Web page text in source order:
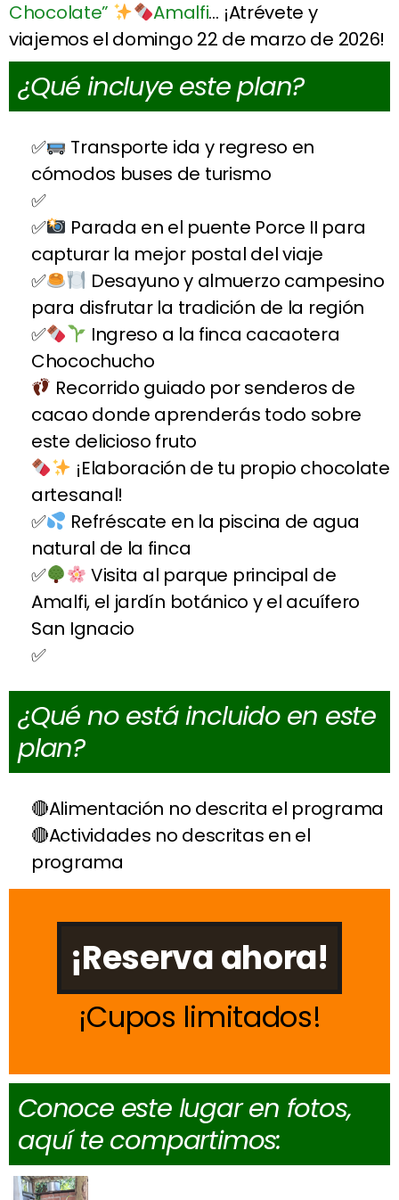
Chocolate” Amalfi… ¡Atrévete y
viajemos el domingo 22 de marzo de 2026!
¿Qué incluye este plan?
Transporte ida y regreso en
cómodos buses de turismo
Parada en el puente Porce II para
capturar la mejor postal del viaje
Desayuno y almuerzo campesino
para disfrutar la tradición de la región
Ingreso a la finca cacaotera
Chocochucho
Recorrido guiado por senderos de
cacao donde aprenderás todo sobre
este delicioso fruto
¡Elaboración de tu propio chocolate
artesanal!
Refréscate en la piscina de agua
natural de la finca
Visita al parque principal de
Amalfi, el jardín botánico y el acuífero
San Ignacio
¿Qué no está incluido en este
plan?
Alimentación no descrita el programa
Actividades no descritas en el
programa
¡Reserva ahora!
Cupos limitados
Conoce este lugar en fotos,
aquí te compartimos: